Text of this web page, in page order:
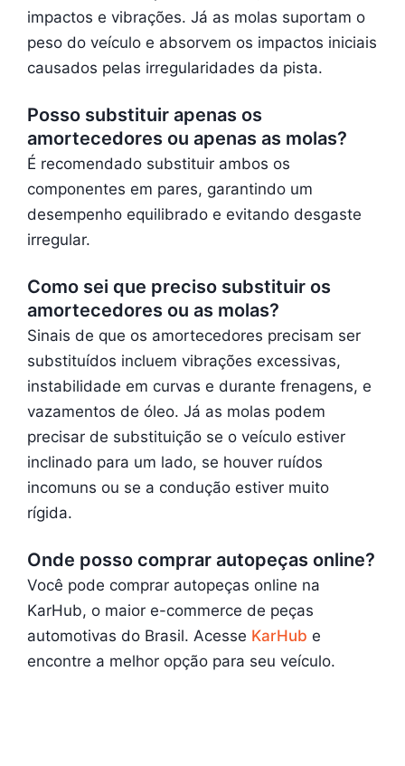
impactos e vibrações. Já as molas suportam o
peso do veículo e absorvem os impactos iniciais
causados pelas irregularidades da pista.
Posso substituir apenas os
amortecedores ou apenas as molas?
É recomendado substituir ambos os
componentes em pares, garantindo um
desempenho equilibrado e evitando desgaste
irregular.
Como sei que preciso substituir os
amortecedores ou as molas?
Sinais de que os amortecedores precisam ser
substituídos incluem vibrações excessivas,
instabilidade em curvas e durante frenagens, e
vazamentos de óleo. Já as molas podem
precisar de substituição se o veículo estiver
inclinado para um lado, se houver ruídos
incomuns ou se a condução estiver muito
rígida.
Onde posso comprar autopeças online?
Você pode comprar autopeças online na
KarHub, o maior e-commerce de peças
automotivas do Brasil. Acesse KarHub e
encontre a melhor opção para seu veículo.